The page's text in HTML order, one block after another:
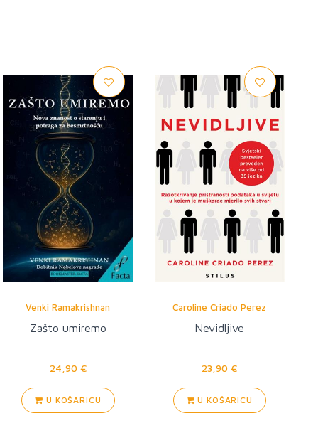
Venki Ramakrishnan
Zašto umiremo
24,90 €
U KOŠARICU
Caroline Criado Perez
Nevidljive
23,90 €
U KOŠARICU